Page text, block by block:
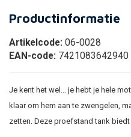
Productinformatie
Artikelcode: 06-0028
EAN-code: 7421083642940
Je kent het wel... je hebt je hele
klaar om hem aan te zwengelen,
zetten. Deze proefstand tank